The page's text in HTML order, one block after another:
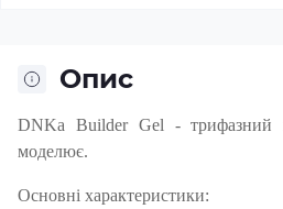
Опис
DNKa Builder Gel - трифазний
моделює.
Основні характеристики: